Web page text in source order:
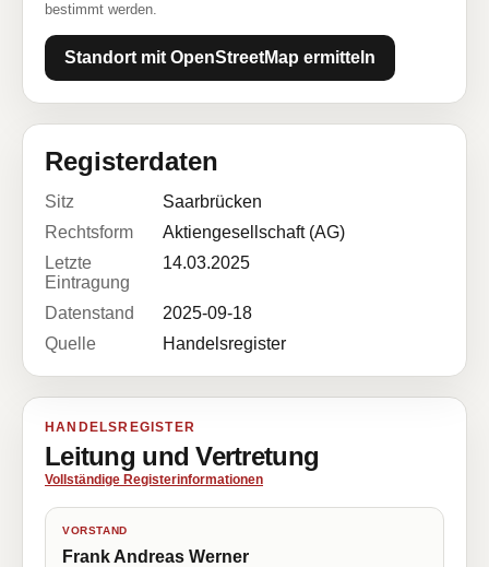
bestimmt werden.
Standort mit OpenStreetMap ermitteln
Registerdaten
Sitz
Saarbrücken
Rechtsform
Aktiengesellschaft (AG)
Letzte
Eintragung
14.03.2025
Datenstand
2025-09-18
Quelle
Handelsregister
HANDELSREGISTER
Leitung und Vertretung
Vollständige Registerinformationen
VORSTAND
Frank Andreas Werner